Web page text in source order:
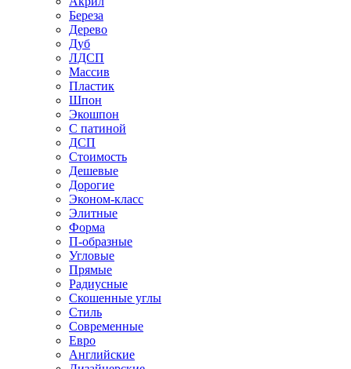
Береза
Дерево
Дуб
ЛДСП
Массив
Пластик
Шпон
Экошпон
С патиной
ДСП
Стоимость
Дешевые
Дорогие
Эконом-класс
Элитные
Форма
П-образные
Угловые
Прямые
Радиусные
Скошенные углы
Стиль
Современные
Евро
Английские